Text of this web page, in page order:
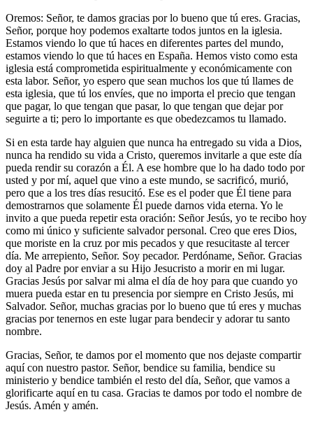
Oremos: Señor, te damos gracias por lo bueno que tú eres. Gracias,
Señor, porque hoy podemos exaltarte todos juntos en la iglesia.
Estamos viendo lo que tú haces en diferentes partes del mundo,
estamos viendo lo que tú haces en España. Hemos visto como esta
iglesia está comprometida espiritualmente y económicamente con
esta labor. Señor, yo espero que sean muchos los que tú llames de
esta iglesia, que tú los envíes, que no importa el precio que tengan
que pagar, lo que tengan que pasar, lo que tengan que dejar por
seguirte a ti; pero lo importante es que obedezcamos tu llamado.
Si en esta tarde hay alguien que nunca ha entregado su vida a Dios,
nunca ha rendido su vida a Cristo, queremos invitarle a que este día
pueda rendir su corazón a Él. A ese hombre que lo ha dado todo por
usted y por mí, aquel que vino a este mundo, se sacrificó, murió,
pero que a los tres días resucitó. Ese es el poder que Él tiene para
demostrarnos que solamente Él puede darnos vida eterna. Yo le
invito a que pueda repetir esta oración: Señor Jesús, yo te recibo hoy
como mi único y suficiente salvador personal. Creo que eres Dios,
que moriste en la cruz por mis pecados y que resucitaste al tercer
día. Me arrepiento, Señor. Soy pecador. Perdóname, Señor. Gracias
doy al Padre por enviar a su Hijo Jesucristo a morir en mi lugar.
Gracias Jesús por salvar mi alma el día de hoy para que cuando yo
muera pueda estar en tu presencia por siempre en Cristo Jesús, mi
Salvador. Señor, muchas gracias por lo bueno que tú eres y muchas
gracias por tenernos en este lugar para bendecir y adorar tu santo
nombre.
Gracias, Señor, te damos por el momento que nos dejaste compartir
aquí con nuestro pastor. Señor, bendice su familia, bendice su
ministerio y bendice también el resto del día, Señor, que vamos a
glorificarte aquí en tu casa. Gracias te damos por todo el nombre de
Jesús. Amén y amén.